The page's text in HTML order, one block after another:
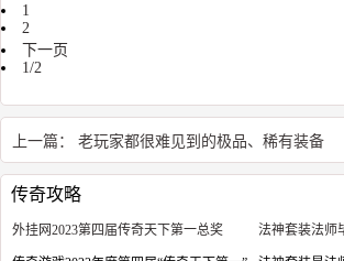
1
2
下一页
1/2
上一篇： 老玩家都很难见到的极品、稀有装备
传奇攻略
外挂网2023第四届传奇天下第一总奖 法神套装法师